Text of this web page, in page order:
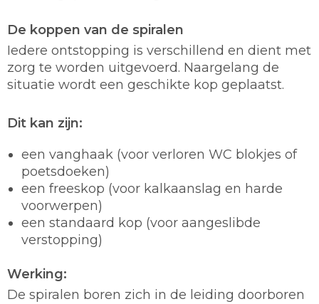
De koppen van de spiralen
Iedere ontstopping is verschillend en dient met
zorg te worden uitgevoerd. Naargelang de
situatie wordt een geschikte kop geplaatst.
Dit kan zijn:
een vanghaak (voor verloren WC blokjes of
poetsdoeken)
een freeskop (voor kalkaanslag en harde
voorwerpen)
een standaard kop (voor aangeslibde
verstopping)
Werking:
De spiralen boren zich in de leiding doorboren